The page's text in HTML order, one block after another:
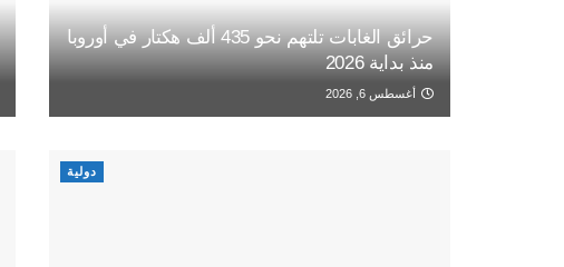
حرائق الغابات تلتهم نحو 435 ألف هكتار في أوروبا
منذ بداية 2026
أغسطس 6, 2026
دولية